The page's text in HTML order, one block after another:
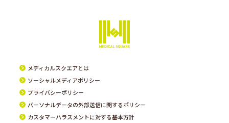
メディカルスクエアとは
ソーシャルメディアポリシー
プライバシーポリシー
パーソナルデータの外部送信に関するポリシー
カスタマーハラスメントに対する基本方針